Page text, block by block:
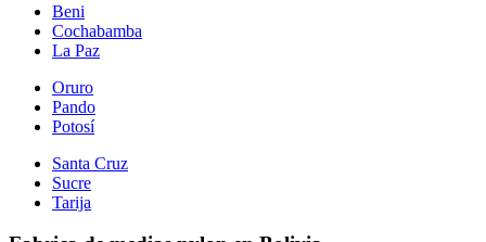
Beni
Cochabamba
La Paz
Oruro
Pando
Potosí
Santa Cruz
Sucre
Tarija